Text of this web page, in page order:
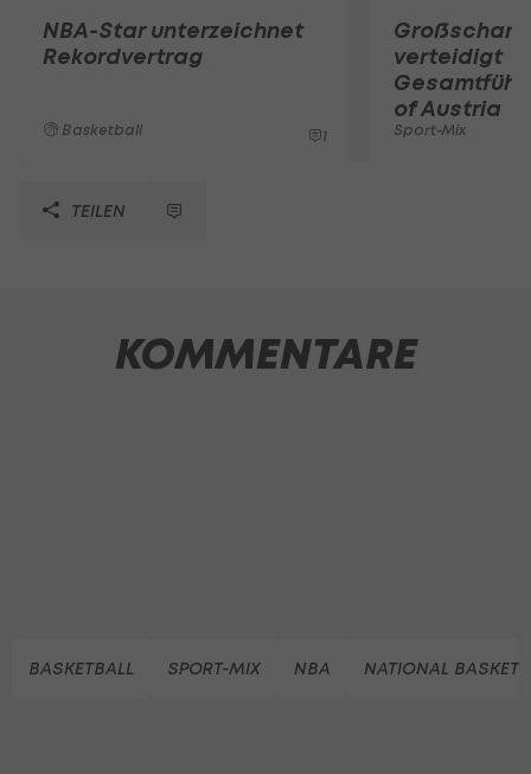
NBA-Star unterzeichnet
Rekordvertrag
Basketball 1
verteidigt
of Austria
Sport-Mix
TEILEN
KOMMENTARE
BASKETBALL SPORT-MIX NBA NATIONAL